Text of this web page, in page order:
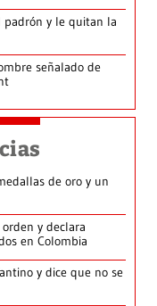
padrón y le quitan la
señalado de
de oro y un
y declara
en Colombia
y dice que no se